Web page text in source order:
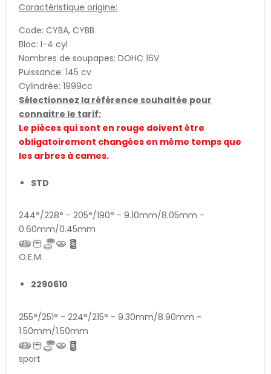
Caractéristique origine:
Code: CYBA, CYBB
Bloc: I-4 cyl
Nombres de soupapes: DOHC 16V
Puissance: 145 cv
Cylindrée: 1999cc
Sélectionnez la référence souhaitée pour
connaitre le tarif:
Le pièces qui sont en rouge doivent être
obligatoirement changées en même temps que
les arbres à cames.
STD
244°/228° - 205°/190° - 9.10mm/8.05mm -
0.60mm/0.45mm
O.E.M.
2290610
255°/251° - 224°/215° - 9.30mm/8.90mm -
1.50mm/1.50mm
sport